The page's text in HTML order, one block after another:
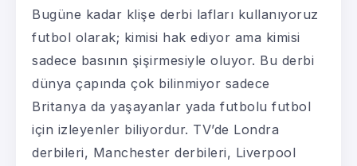
Bugüne kadar klişe derbi lafları kullanıyoruz
futbol olarak; kimisi hak ediyor ama kimisi
sadece basının şişirmesiyle oluyor. Bu derbi
dünya çapında çok bilinmiyor sadece
Britanya da yaşayanlar yada futbolu futbol
için izleyenler biliyordur. TV’de Londra
derbileri, Manchester derbileri, Liverpool